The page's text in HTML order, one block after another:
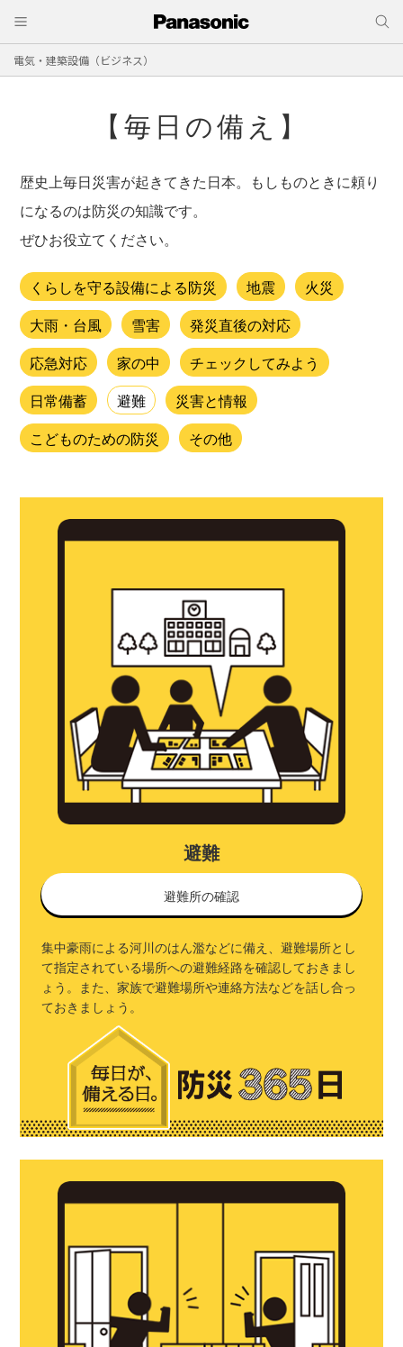
電気・建築設備（ビジネス）
【毎日の備え】
歴史上毎日災害が起きてきた日本。もしものときに頼り
になるのは防災の知識です。
ぜひお役立てください。
くらしを守る設備による防災 地震
火災
大雨・台風
雪害
発災直後の対応
応急対応
家の中
チェックしてみよう
日常備蓄
避難
災害と情報
こどものための防災
その他
避難
避難所の確認
集中豪雨による河川のはん濫などに備え、避難場所とし
て指定されている場所への避難経路を確認しておきまし
ょう。また、家族で避難場所や連絡方法などを話し合っ
ておきましょう。